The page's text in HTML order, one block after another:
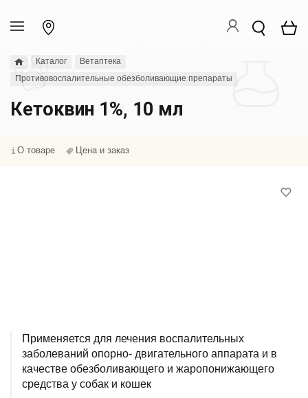
Каталог
Ветаптека
Противовоспалительные обезболивающие препараты
Кетоквин 1%, 10 мл
О товаре Цена и заказ
Применяется для лечения воспалительных
заболеваний опорно- двигательного аппарата и в
качестве обезболивающего и жаропонижающего
средства у собак и кошек